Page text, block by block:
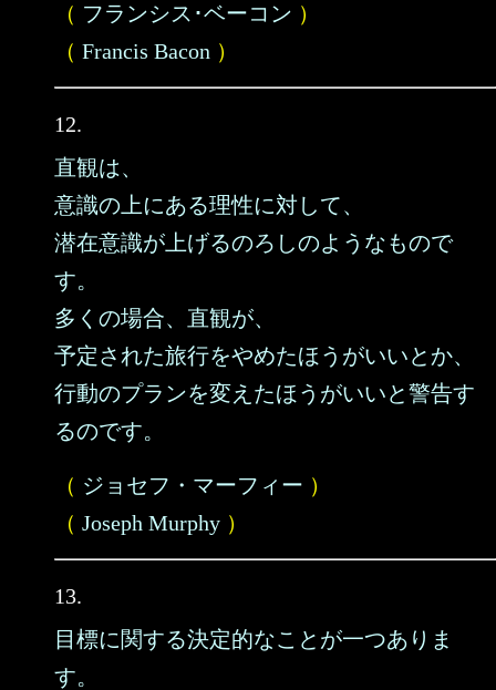
（ フランシス･ベーコン ）
（ Francis Bacon ）
12.
直観は、
意識の上にある理性に対して、
潜在意識が上げるのろしのようなもので
す。
多くの場合、直観が、
予定された旅行をやめたほうがいいとか、
行動のプランを変えたほうがいいと警告す
るのです。
（ ジョセフ・マーフィー ）
（ Joseph Murphy ）
13.
目標に関する決定的なことが一つありま
す。